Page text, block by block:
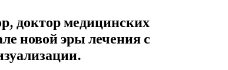
доктор медицинских
новой эры лечения с